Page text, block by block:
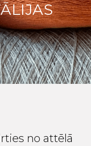
no attēlā